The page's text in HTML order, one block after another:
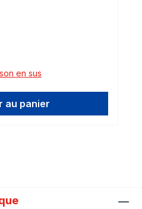
en sus
au panier